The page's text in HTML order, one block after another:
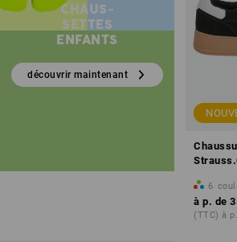
CHAUS-
SETTES
ENFANTS
découvrir maintenant
6
à p. de
(TTC) à